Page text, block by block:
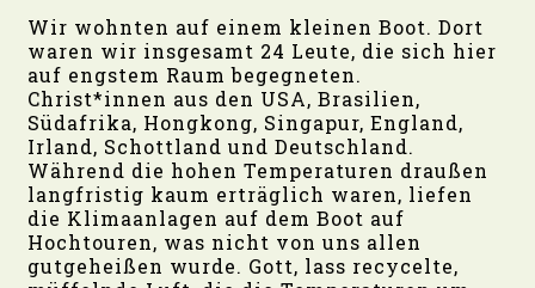
Wir wohnten auf einem kleinen Boot. Dort
waren wir insgesamt 24 Leute, die sich hier
auf engstem Raum begegneten.
Christ*innen aus den USA, Brasilien,
Südafrika, Hongkong, Singapur, England,
Irland, Schottland und Deutschland.
Während die hohen Temperaturen draußen
langfristig kaum erträglich waren, liefen
die Klimaanlagen auf dem Boot auf
Hochtouren, was nicht von uns allen
gutgeheißen wurde. Gott, lass recycelte,